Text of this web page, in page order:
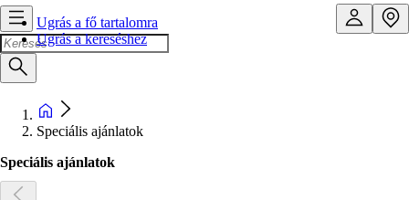
Ugrás a fő tartalomra
Ugrás a kereséshez
Speciális ajánlatok
Speciális ajánlatok